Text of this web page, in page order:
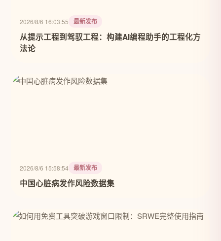
2026/8/6 16:03:55 最新发布
从提示工程到驾驭工程：构建AI编程助手的工程化方
法论
2026/8/6 15:58:54 最新发布
中国心脏病发作风险数据集